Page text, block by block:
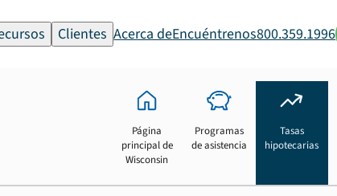
Clientes Acerca deEncuéntrenos800.359.1996
Página
principal de
Wisconsin
Programas
de asistencia
Tasas
hipotecarias